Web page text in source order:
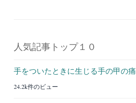
人気記事トップ１０
手をついたときに生じる手の甲の痛
24.2k件のビュー